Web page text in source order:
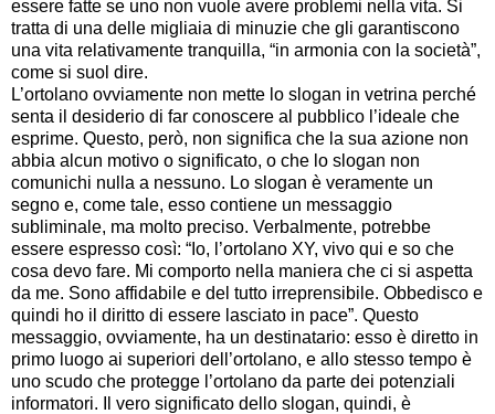
essere fatte se uno non vuole avere problemi nella vita. Si
tratta di una delle migliaia di minuzie che gli garantiscono
una vita relativamente tranquilla, “in armonia con la società”,
come si suol dire.
L’ortolano ovviamente non mette lo slogan in vetrina perché
senta il desiderio di far conoscere al pubblico l’ideale che
esprime. Questo, però, non significa che la sua azione non
abbia alcun motivo o significato, o che lo slogan non
comunichi nulla a nessuno. Lo slogan è veramente un
segno e, come tale, esso contiene un messaggio
subliminale, ma molto preciso. Verbalmente, potrebbe
essere espresso così: “Io, l’ortolano XY, vivo qui e so che
cosa devo fare. Mi comporto nella maniera che ci si aspetta
da me. Sono affidabile e del tutto irreprensibile. Obbedisco e
quindi ho il diritto di essere lasciato in pace”. Questo
messaggio, ovviamente, ha un destinatario: esso è diretto in
primo luogo ai superiori dell’ortolano, e allo stesso tempo è
uno scudo che protegge l’ortolano da parte dei potenziali
informatori. Il vero significato dello slogan, quindi, è